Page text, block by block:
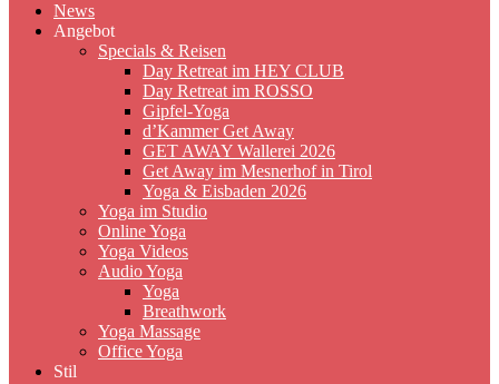
News
Angebot
Specials & Reisen
Day Retreat im HEY CLUB
Day Retreat im ROSSO
Gipfel-Yoga
d’Kammer Get Away
GET AWAY Wallerei 2026
Get Away im Mesnerhof in Tirol
Yoga & Eisbaden 2026
Yoga im Studio
Online Yoga
Yoga Videos
Audio Yoga
Yoga
Breathwork
Yoga Massage
Office Yoga
Stil